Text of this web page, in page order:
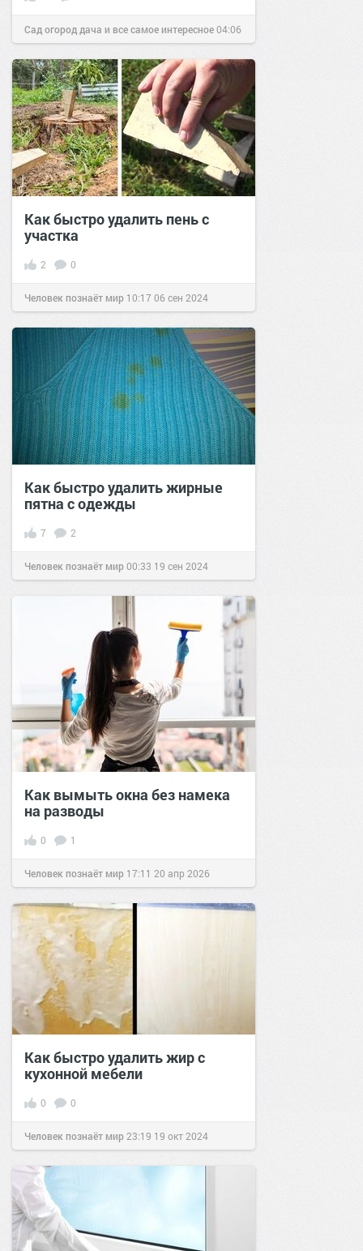
Сад огород дача и все самое интересное04:06
23 окт 2017
Как быстро удалить пень с
участка
2 0
Человек познаёт мир 10:17 06 сен 2024
Как быстро удалить жирные
пятна с одежды
7 2
Человек познаёт мир00:33 19 сен 2024
Как вымыть окна без намека
на разводы
0 1
Человек познаёт мир 17:11 20 апр 2026
Как быстро удалить жир с
кухонной мебели
0 0
Человек познаёт мир23:19 19 окт 2024